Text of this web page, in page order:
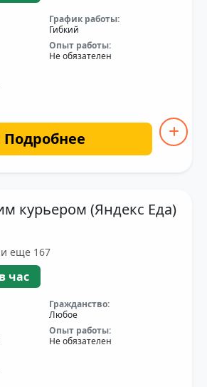
График работы:
Гибкий
Опыт работы:
Не обязателен
Подробнее
курьером (Яндекс Еда)
еще 167
час
Гражданство:
Любое
Опыт работы:
Не обязателен